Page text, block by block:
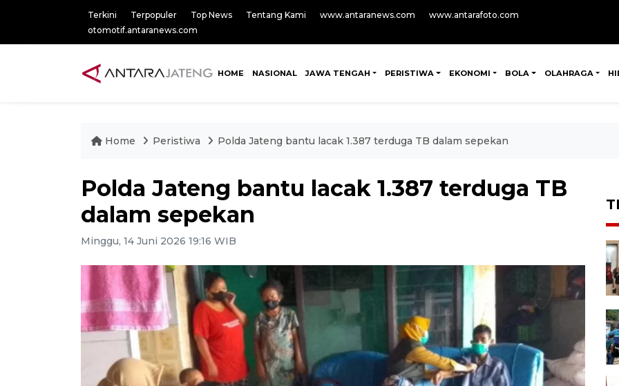
Terkini Terpopuler Top News Tentang Kami www.antaranews.com
www.antarafoto.com
otomotif.antaranews.com
HOME NASIONAL JAWA TENGAH PERISTIWA EKONOMI BOLA OLAHRAGA
Home Peristiwa Polda Jateng bantu lacak 1.387 terduga TB dalam sepekan
Polda Jateng bantu lacak 1.387 terduga TB
dalam sepekan
Minggu, 14 Juni 2026 19:16 WIB